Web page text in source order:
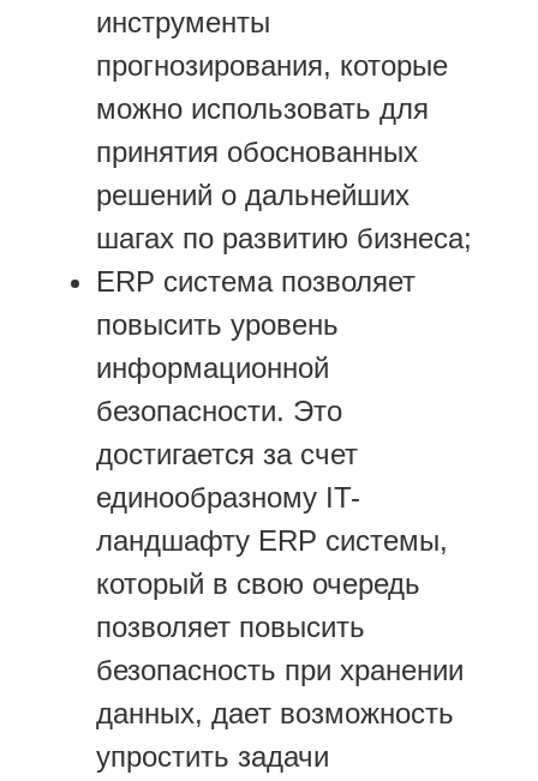
инструменты
прогнозирования, которые
можно использовать для
принятия обоснованных
решений о дальнейших
шагах по развитию бизнеса;
ERP система позволяет
повысить уровень
информационной
безопасности. Это
достигается за счет
единообразному IT-
ландшафту ERP системы,
который в свою очередь
позволяет повысить
безопасность при хранении
данных, дает возможность
упростить задачи